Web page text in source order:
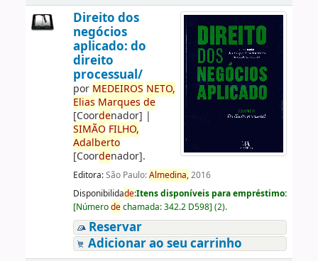
Direito dos
negócios
aplicado: do
direito
processual/
por MEDEIROS NETO,
Elias Marques de
[Coordenador] |
SIMÃO FILHO,
Adalberto
[Coordenador].
Editora:São Paulo:Almedina,2016
Disponibilidade:Itens disponíveis para empréstimo:
[Númerodechamada:342.2 D598] (2).
Reservar
Adicionar ao seu carrinho